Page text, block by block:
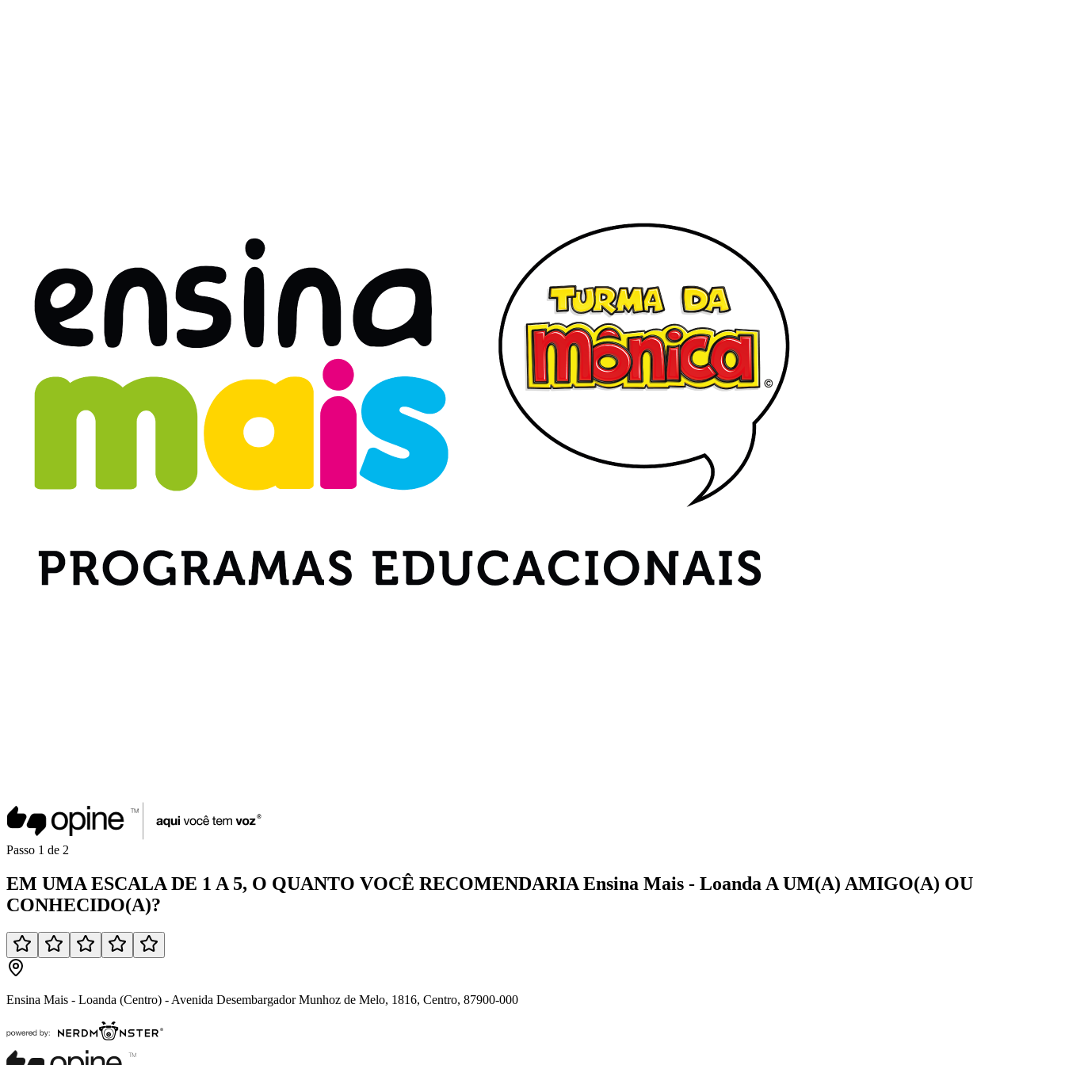
Passo 1 de 2
EM UMA ESCALA DE 1 A 5, O QUANTO VOCÊ RECOMENDARIA Ensina Mais - Loanda A UM(A) AMIGO(A) OU
CONHECIDO(A)?
Ensina Mais - Loanda (Centro) - Avenida Desembargador Munhoz de Melo, 1816, Centro, 87900-000